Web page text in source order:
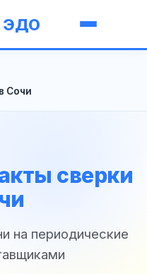
ЭДО
Сочи
сверки
на периодические